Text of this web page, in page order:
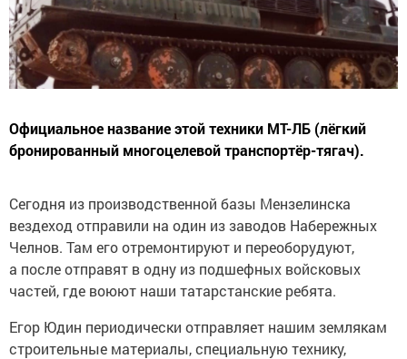
Официальное название этой техники МТ-ЛБ (лёгкий
бронированный многоцелевой транспортёр-тягач).
Сегодня из производственной базы Мензелинска
вездеход отправили на один из заводов Набережных
Челнов. Там его отремонтируют и переоборудуют,
а после отправят в одну из подшефных войсковых
частей, где воюют наши татарстанские ребята.
Егор Юдин периодически отправляет нашим землякам
строительные материалы, специальную технику,